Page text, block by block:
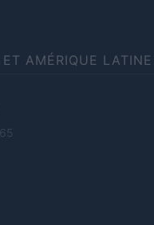
ET AMÉRIQUE LATINE